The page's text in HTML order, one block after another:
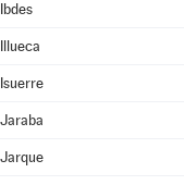
Ibdes
Illueca
Isuerre
Jaraba
Jarque